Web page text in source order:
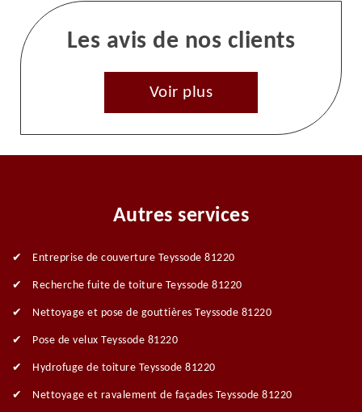
Les avis de nos clients
Voir plus
Autres services
Entreprise de couverture Teyssode 81220
Recherche fuite de toiture Teyssode 81220
Nettoyage et pose de gouttières Teyssode 81220
Pose de velux Teyssode 81220
Hydrofuge de toiture Teyssode 81220
Nettoyage et ravalement de façades Teyssode 81220